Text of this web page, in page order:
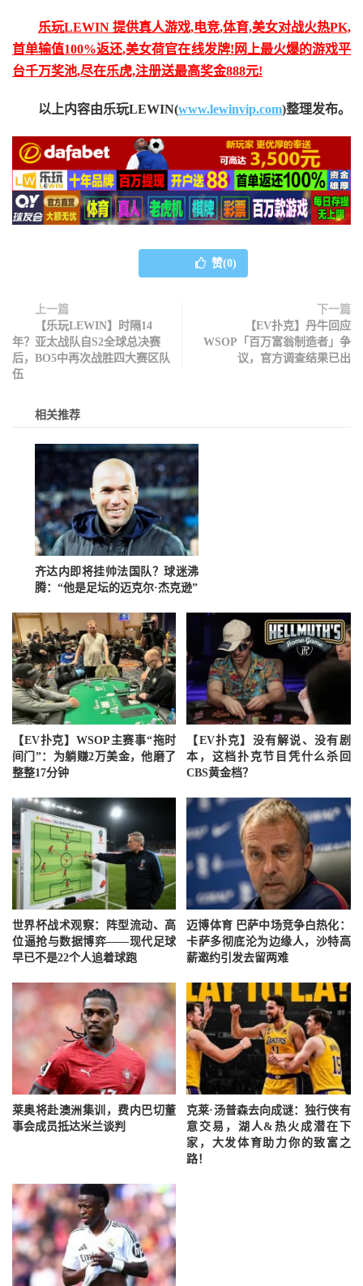
乐玩LEWIN 提供真人游戏,电竞,体育,美女对战火热PK,
首单输值100%返还,美女荷官在线发牌!网上最火爆的游戏平
台千万奖池,尽在乐虎,注册送最高奖金888元!
以上内容由乐玩LEWIN(www.lewinvip.com)整理发布。
赞(0)
上一篇
【乐玩LEWIN】时隔14
年？亚太战队自S2全球总决赛
后，BO5中再次战胜四大赛区队
伍
下一篇
【EV扑克】丹牛回应
WSOP「百万富翁制造者」争
议，官方调查结果已出
相关推荐
齐达内即将挂帅法国队？球迷沸
腾：“他是足坛的迈克尔·杰克逊”
【EV扑克】WSOP主赛事“拖时
间门”：为躺赚2万美金，他磨了
整整17分钟
【EV扑克】没有解说、没有剧
本，这档扑克节目凭什么杀回
CBS黄金档？
世界杯战术观察：阵型流动、高
位逼抢与数据博弈——现代足球
早已不是22个人追着球跑
迈博体育 巴萨中场竞争白热化：
卡萨多彻底沦为边缘人，沙特高
薪邀约引发去留两难
莱奥将赴澳洲集训，费内巴切董
事会成员抵达米兰谈判
克莱·汤普森去向成谜：独行侠有
意交易，湖人&热火成潜在下
家，大发体育助力你的致富之
路！